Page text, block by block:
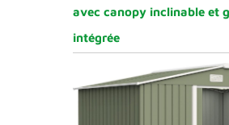
avec canopy inclinable et
intégrée